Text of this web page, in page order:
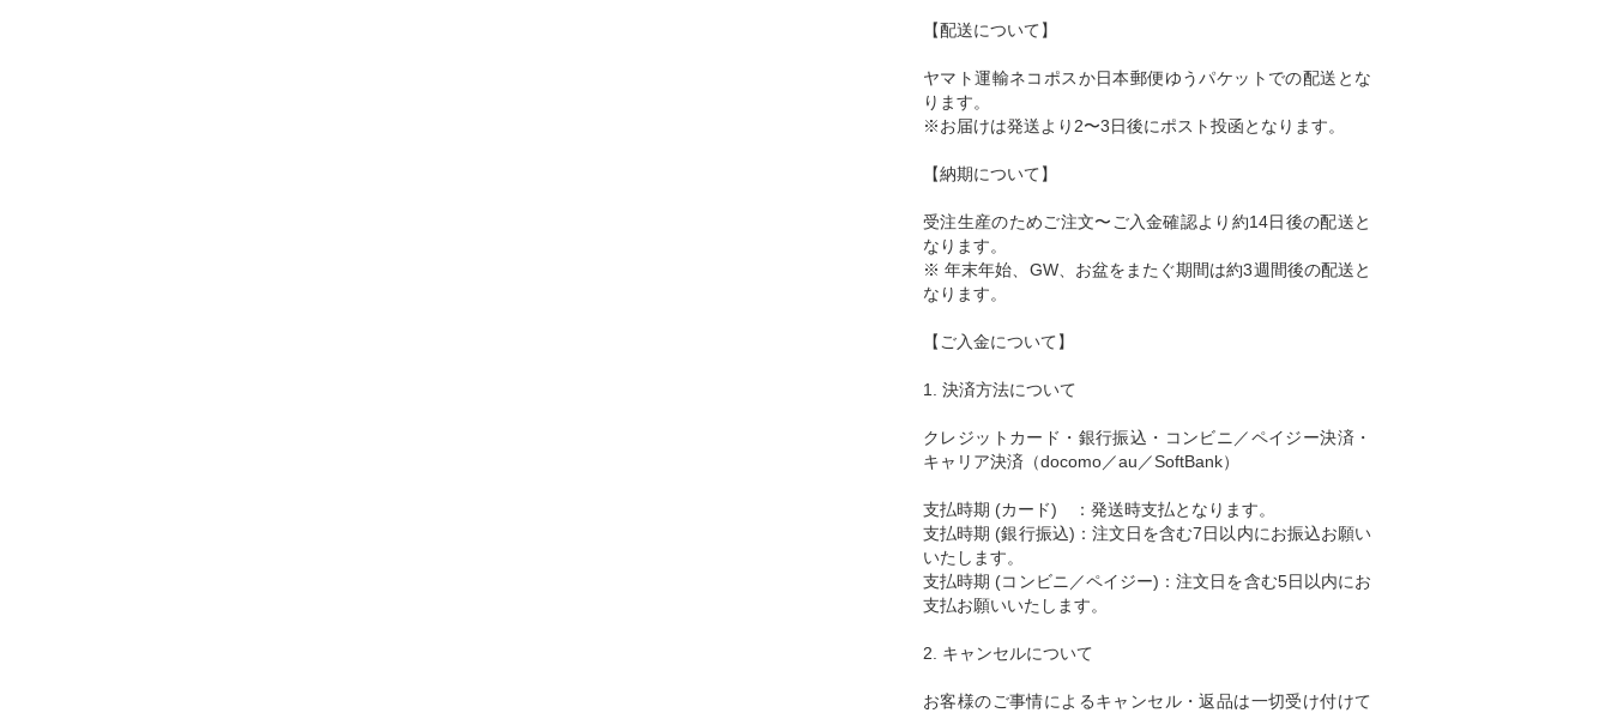
【配送について】
ヤマト運輸ネコポスか日本郵便ゆうパケットでの配送とな
ります。
※お届けは発送より2〜3日後にポスト投函となります。
【納期について】
受注生産のためご注文〜ご入金確認より約14日後の配送と
なります。
※ 年末年始、GW、お盆をまたぐ期間は約3週間後の配送と
なります。
【ご入金について】
1. 決済方法について
クレジットカード・銀行振込・コンビニ／ペイジー決済・
キャリア決済（docomo／au／SoftBank）
支払時期 (カード) ：発送時支払となります。
支払時期 (銀行振込)：注文日を含む7日以内にお振込お願い
いたします。
支払時期 (コンビニ／ペイジー)：注文日を含む5日以内にお
支払お願いいたします。
2. キャンセルについて
お客様のご事情によるキャンセル・返品は一切受け付けて